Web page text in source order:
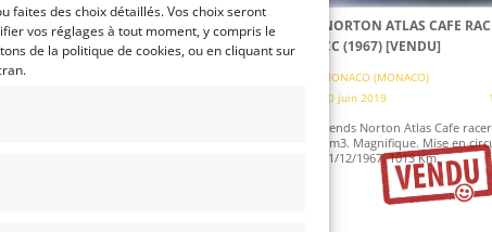
faites des choix détaillés. Vos choix seront
vos réglages à tout moment, y compris le
de la politique de cookies, ou en cliquant sur
MOTO GUZZI 1000 DAYTONA
(1991)[VENDU]
NORTON ATLAS CAFE
CC (1967)[VENDU]
MONACO (MONACO)
20 juin 2019
Vends Norton Atlas Cafe
Cm3. Magnifique. Mise en
31/12/1967. 1013 Km.